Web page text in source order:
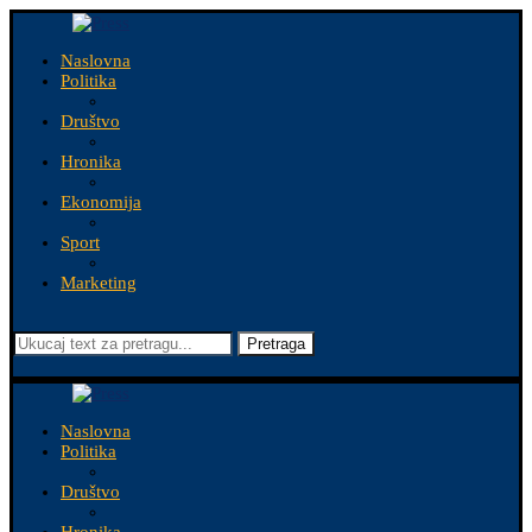
Naslovna
Politika
Društvo
Hronika
Ekonomija
Sport
Marketing
Pretraga
Naslovna
Politika
Društvo